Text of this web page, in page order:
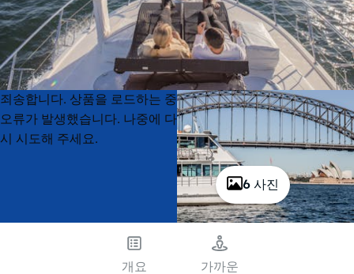
6 사진
Product
List
Product
List
죄송합니다. 상품을 로드하는 중
오류가 발생했습니다. 나중에 다
시 시도해 주세요.
개요 가까운